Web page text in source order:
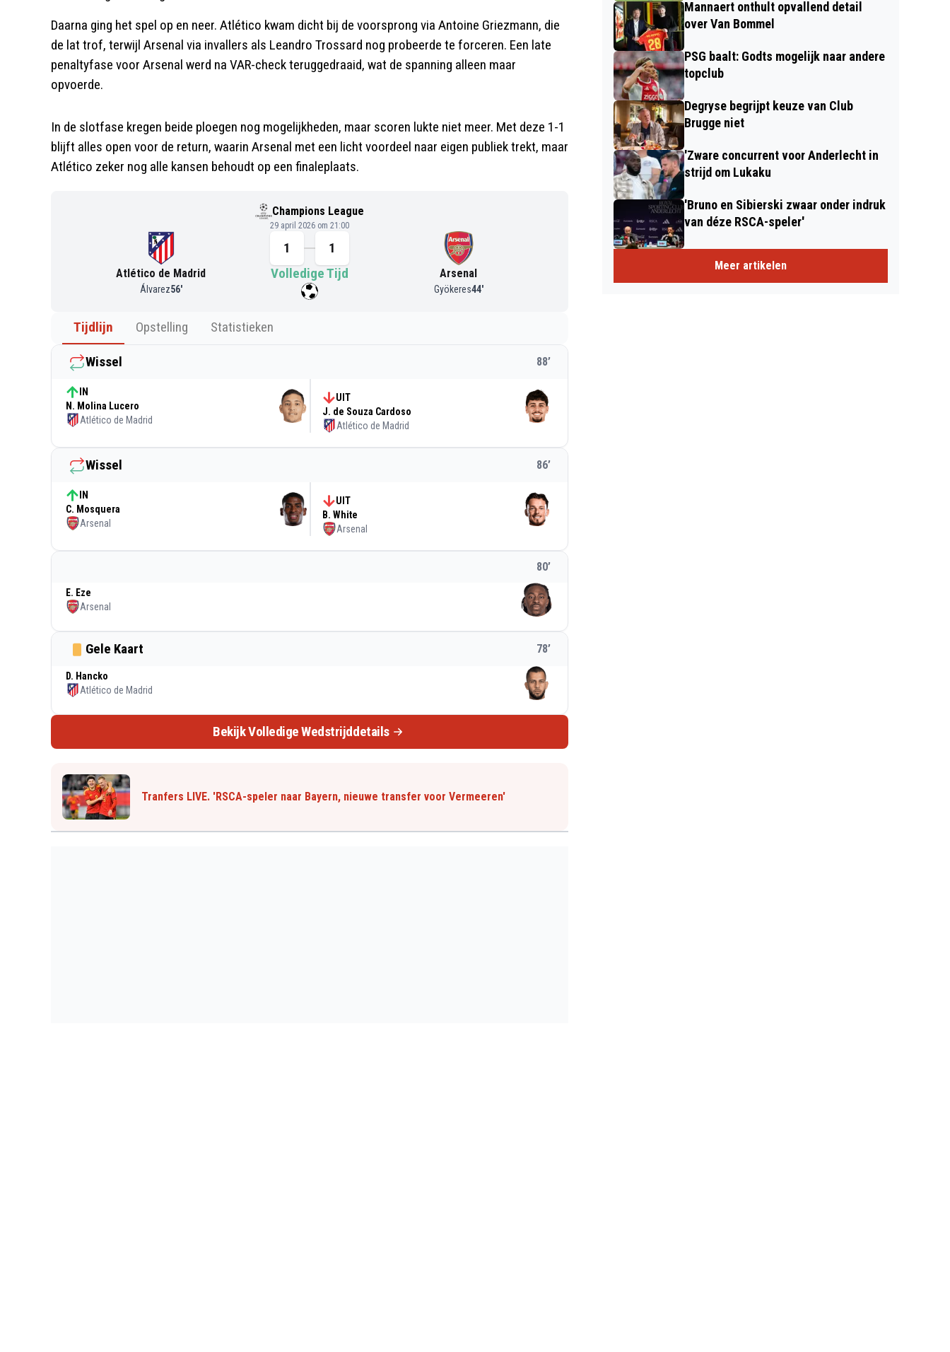
Daarna ging het spel op en neer. Atlético kwam dicht bij de voorsprong via Antoine Griezmann, die
de lat trof, terwijl Arsenal via invallers als Leandro Trossard nog probeerde te forceren. Een late
penaltyfase voor Arsenal werd na VAR-check teruggedraaid, wat de spanning alleen maar
opvoerde.
In de slotfase kregen beide ploegen nog mogelijkheden, maar scoren lukte niet meer. Met deze 1-1
blijft alles open voor de return, waarin Arsenal met een licht voordeel naar eigen publiek trekt, maar
Atlético zeker nog alle kansen behoudt op een finaleplaats.
Champions League
29 april 2026 om 21:00
Atlético de Madrid
Álvarez56'
1
1
Volledige Tijd
Arsenal
Gyökeres44'
Tijdlijn Opstelling Statistieken
Wissel 88’
IN
N. Molina Lucero
Atlético de Madrid
UIT
J. de Souza Cardoso
Atlético de Madrid
Wissel 86’
IN
C. Mosquera
Arsenal
UIT
B. White
Arsenal
80’
E. Eze
Arsenal
Gele Kaart 78’
D. Hancko
Atlético de Madrid
Bekijk Volledige Wedstrijddetails
Tranfers LIVE. 'RSCA-speler naar Bayern, nieuwe transfer voor Vermeeren'
Mannaert onthult opvallend detail
over Van Bommel
PSG baalt: Godts mogelijk naar andere
topclub
Degryse begrijpt keuze van Club
Brugge niet
'Zware concurrent voor Anderlecht in
strijd om Lukaku
'Bruno en Sibierski zwaar onder indruk
van déze RSCA-speler'
Meer artikelen